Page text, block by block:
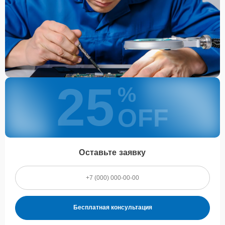
Каждому клиенту предоставляется гарантия сервиса, которая
распространяется на все виды ремонта, а также на все
используемые запчасти. Гарантия включает в себя срочную
обработку гарантийных случаев и постгарантийное обслуживание.
При гарантийном случае наш сервис установит новые запчасти и
обновит программное обеспечение совершенно бесплатно. Более
подробную информацию можно получить в разделе Гарантии.
Наличие запчастей и их
качество
Компания располагает собственными складами для получения
качественные аналоги). Клиенты нашего сервиса не ожидают
поступления запчастей, мастера приступают к ремонту сразу
после получения и диагностирования устройства.
Стоимость услуг и
запчастей
Для всех клиентов действуют демократичные и фиксированные
25 %
OFF
Оставьте заявку
Бесплатная консультация